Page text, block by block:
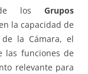
de los Grupos
la capacidad de
la Cámara, el
las funciones de
relevante para